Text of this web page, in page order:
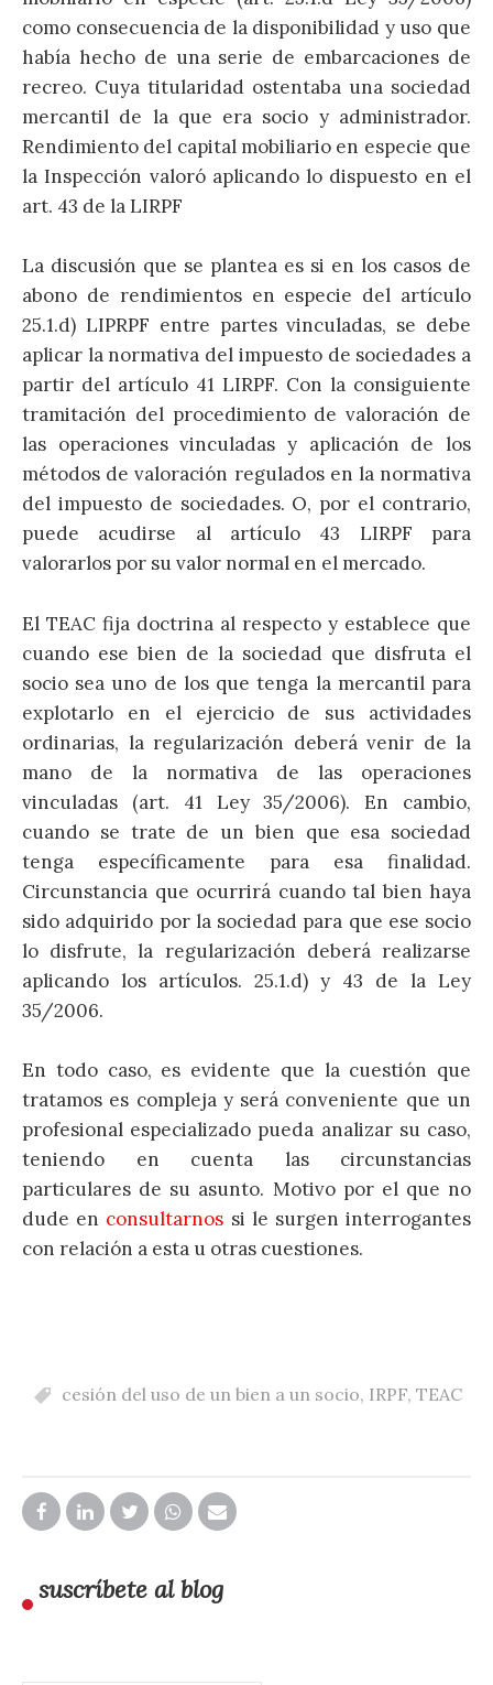
como consecuencia de la disponibilidad y uso que
había hecho de una serie de embarcaciones de
recreo. Cuya titularidad ostentaba una sociedad
mercantil de la que era socio y administrador.
Rendimiento del capital mobiliario en especie que
la Inspección valoró aplicando lo dispuesto en el
art. 43 de la LIRPF
La discusión que se plantea es si en los casos de
abono de rendimientos en especie del artículo
25.1.d) LIPRPF entre partes vinculadas, se debe
aplicar la normativa del impuesto de sociedades a
partir del artículo 41 LIRPF. Con la consiguiente
tramitación del procedimiento de valoración de
las operaciones vinculadas y aplicación de los
métodos de valoración regulados en la normativa
del impuesto de sociedades. O, por el contrario,
puede acudirse al artículo 43 LIRPF para
valorarlos por su valor normal en el mercado.
El TEAC fija doctrina al respecto y establece que
cuando ese bien de la sociedad que disfruta el
socio sea uno de los que tenga la mercantil para
explotarlo en el ejercicio de sus actividades
ordinarias, la regularización deberá venir de la
mano de la normativa de las operaciones
vinculadas (art. 41 Ley 35/2006). En cambio,
cuando se trate de un bien que esa sociedad
tenga específicamente para esa finalidad.
Circunstancia que ocurrirá cuando tal bien haya
sido adquirido por la sociedad para que ese socio
lo disfrute, la regularización deberá realizarse
aplicando los artículos. 25.1.d) y 43 de la Ley
35/2006.
En todo caso, es evidente que la cuestión que
tratamos es compleja y será conveniente que un
profesional especializado pueda analizar su caso,
teniendo en cuenta las circunstancias
particulares de su asunto. Motivo por el que no
dude en consultarnos si le surgen interrogantes
con relación a esta u otras cuestiones.
cesión del uso de un bien a un socio, IRPF, TEAC
suscríbete al blog